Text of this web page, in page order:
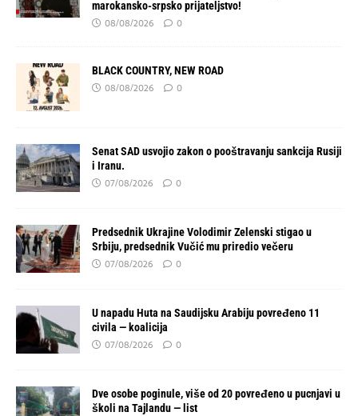
marokansko-srpsko prijateljstvo!
08/08/2026 0
BLACK COUNTRY, NEW ROAD
08/08/2026 0
Senat SAD usvojio zakon o pooštravanju sankcija Rusiji
i Iranu.
07/08/2026 0
Predsednik Ukrajine Volodimir Zelenski stigao u
Srbiju, predsednik Vučić mu priredio večeru
07/08/2026 0
U napadu Huta na Saudijsku Arabiju povređeno 11
civila — koalicija
07/08/2026 0
Dve osobe poginule, više od 20 povređeno u pucnjavi u
školi na Tajlandu — list